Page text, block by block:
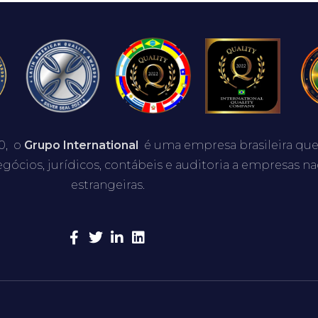
o Grupo International é uma empresa brasileira
jurídicos, contábeis e auditoria a empresas
estrangeiras.